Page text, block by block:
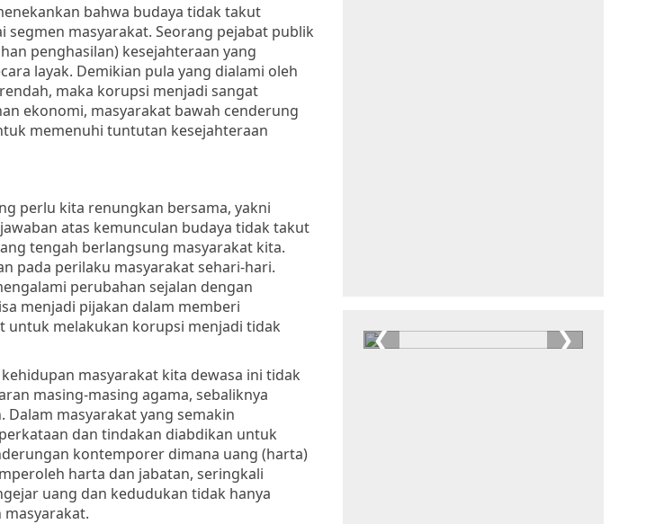
bahwa budaya tidak takut
masyarakat. Seorang pejabat publik
penghasilan) kesejahteraan yang
layak. Demikian pula yang dialami oleh
maka korupsi menjadi sangat
ekonomi, masyarakat bawah cenderung
memenuhi tuntutan kesejahteraan
perlu kita renungkan bersama, yakni
atas kemunculan budaya tidak takut
tengah berlangsung masyarakat kita.
pada perilaku masyarakat sehari-hari.
perubahan sejalan dengan
menjadi pijakan dalam memberi
untuk melakukan korupsi menjadi tidak
masyarakat kita dewasa ini tidak
masing-masing agama, sebaliknya
masyarakat yang semakin
dan tindakan diabdikan untuk
kontemporer dimana uang (harta)
harta dan jabatan, seringkali
uang dan kedudukan tidak hanya